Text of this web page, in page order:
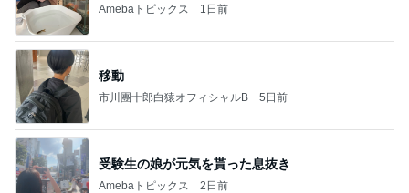
Amebaトピックス 1日前
移動
市川團十郎白猿オフィシャルB 5日前
受験生の娘が元気を貰った息抜き
Amebaトピックス 2日前